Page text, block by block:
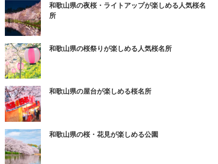
和歌山県の夜桜・ライトアップが楽しめる人気桜名
所
和歌山県の桜祭りが楽しめる人気桜名所
和歌山県の屋台が楽しめる桜名所
和歌山県の桜・花見が楽しめる公園